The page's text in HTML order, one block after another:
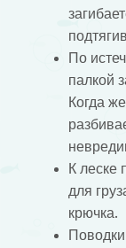
По
палкой
Когда
К леске
для
крючка.